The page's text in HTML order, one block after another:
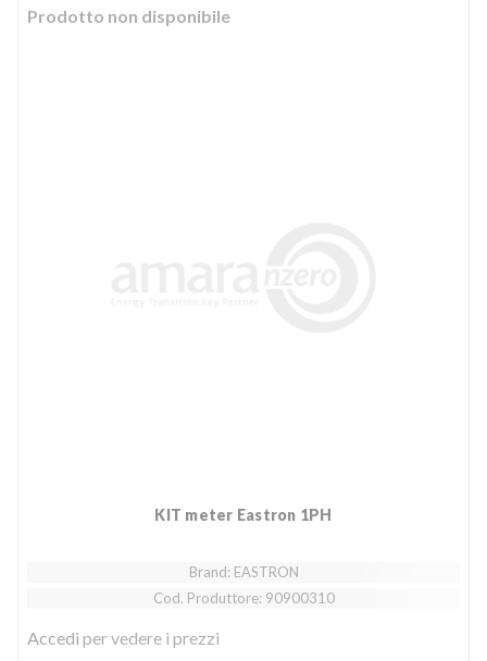
Prodotto non disponibile
KIT meter Eastron 1PH
Brand: EASTRON
Cod. Produttore: 90900310
Accedi per vedere i prezzi